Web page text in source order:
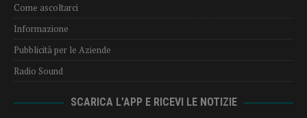
Come ascoltarci
Informazione
Pubblicità per le Aziende
Radio Sound
SCARICA L’APP E RICEVI LE NOTIZIE